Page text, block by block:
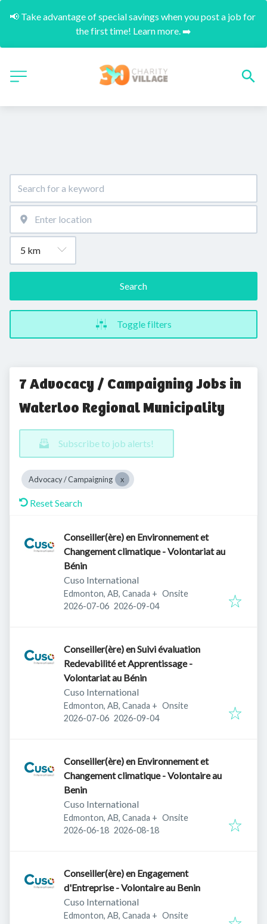
📢 Take advantage of special savings when you post a job for
the first time! Learn more. ➡️
Search
Toggle filters
7 Advocacy / Campaigning Jobs in
Waterloo Regional Municipality
Subscribe to job alerts!
Advocacy / Campaigning
Reset Search
Conseiller(ère) en Environnement et
Changement climatique - Volontariat au
Bénin
Cuso International
Edmonton, AB, Canada + Onsite
Published:
2026-07-06 Expires:
2026-09-04
Conseiller(ère) en Suivi évaluation
Redevabilité et Apprentissage -
Volontariat au Bénin
Cuso International
Edmonton, AB, Canada + Onsite
Published:
2026-07-06 Expires:
2026-09-04
Conseiller(ère) en Environnement et
Changement climatique - Volontaire au
Benin
Cuso International
Edmonton, AB, Canada + Onsite
Published:
2026-06-18 Expires:
2026-08-18
Conseiller(ère) en Engagement
d'Entreprise - Volontaire au Benin
Cuso International
Edmonton, AB, Canada + Onsite